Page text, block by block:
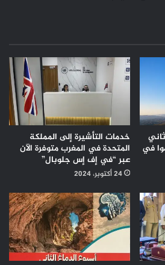
في
خدمات التأشيرة إلى المملكة
المتحدة في المغرب متوفرة الآن
عبر “في إف إس جلوبال”
24 أكتوبر، 2024